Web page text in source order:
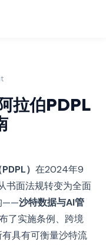
拉伯PDPL
） 在2024年9
书面法规转变为全面
——沙特数据与AI管
了实施条例、跨境
具有可衡量沙特流